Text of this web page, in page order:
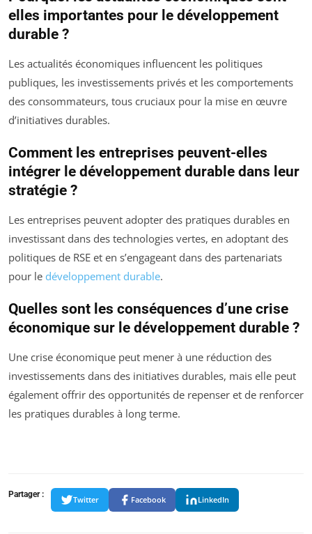
elles importantes pour le développement
durable ?
Les actualités économiques influencent les politiques
publiques, les investissements privés et les comportements
des consommateurs, tous cruciaux pour la mise en œuvre
d’initiatives durables.
Comment les entreprises peuvent-elles
intégrer le développement durable dans leur
stratégie ?
Les entreprises peuvent adopter des pratiques durables en
investissant dans des technologies vertes, en adoptant des
politiques de RSE et en s’engageant dans des partenariats
pour le développement durable.
Quelles sont les conséquences d’une crise
économique sur le développement durable ?
Une crise économique peut mener à une réduction des
investissements dans des initiatives durables, mais elle peut
également offrir des opportunités de repenser et de renforcer
les pratiques durables à long terme.
Partager :
Twitter Facebook LinkedIn